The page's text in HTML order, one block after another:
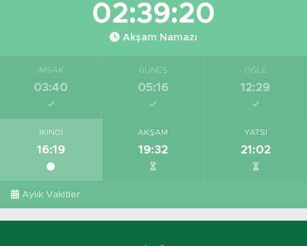
02:39:19
Akşam Namazı
İMSAK
03:40
GÜNEŞ
05:16
ÖĞLE
12:29
İKINDI
16:19
AKŞAM
19:32
YATSI
21:02
Aylık Vakitler